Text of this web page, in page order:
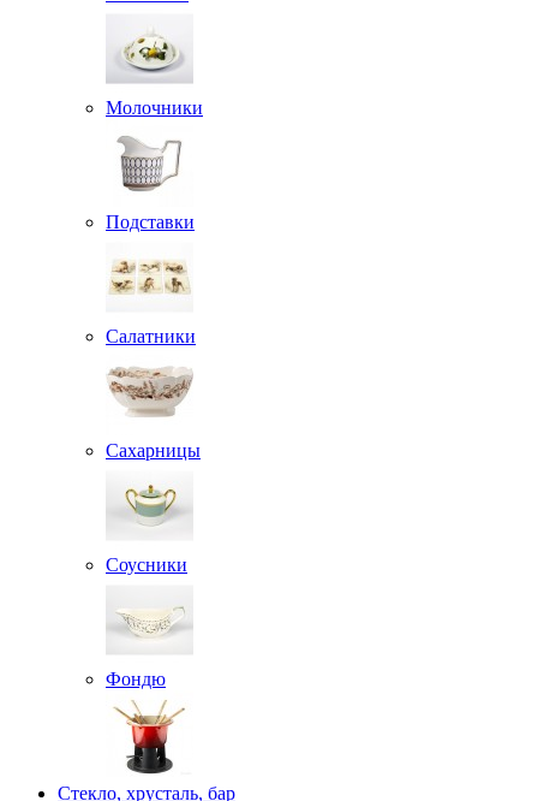
Молочники
Подставки
Салатники
Сахарницы
Соусники
Фондю
Стекло, хрусталь, бар